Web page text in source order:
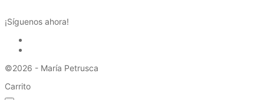
¡Síguenos ahora!
©2026 - María Petrusca
Carrito